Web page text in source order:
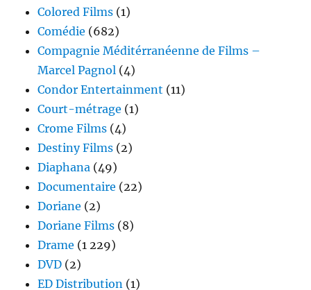
Colored Films (1)
Comédie (682)
Compagnie Méditérranéenne de Films –
Marcel Pagnol (4)
Condor Entertainment (11)
Court-métrage (1)
Crome Films (4)
Destiny Films (2)
Diaphana (49)
Documentaire (22)
Doriane (2)
Doriane Films (8)
Drame (1 229)
DVD (2)
ED Distribution (1)